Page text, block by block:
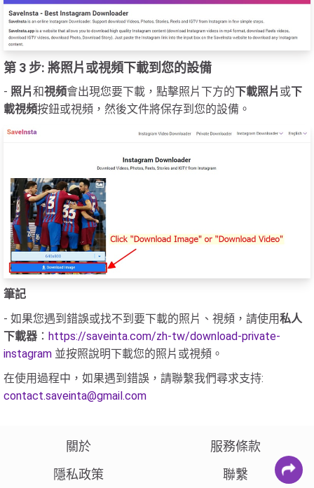
第 3 步: 將照片或視頻下載到您的設備
- 照片和視頻會出現您要下載，點擊照片下方的下載照片 或下
載視頻按鈕或視頻，然後文件將保存到您的設備。
筆記
- 如果您遇到錯誤或找不到要下載的照片、視頻，請使用私人
下載器 ： https://saveinta.com/zh-tw/download-private-
instagram 並按照說明下載您的照片或視頻。
在使用過程中，如果遇到錯誤，請聯繫我們尋求支持:
contact.saveinta@gmail.com
關於
服務條款
隱私政策
聯繫